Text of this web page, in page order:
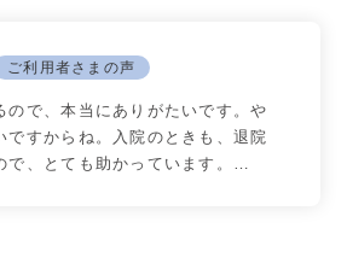
ご利用者さまの声
ので、本当にありがたいです。や
ですからね。入院のときも、退院
で、とても助かっています。…